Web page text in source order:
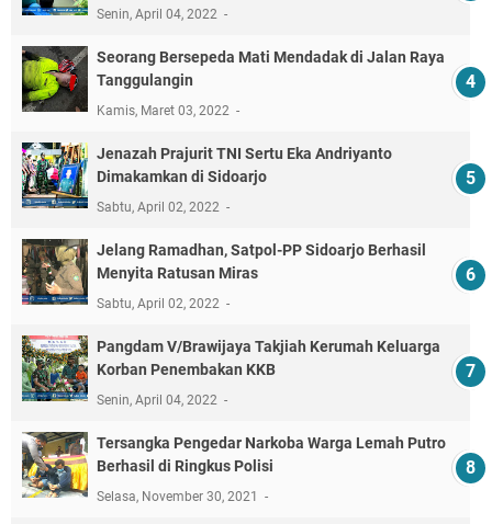
Senin, April 04, 2022
Seorang Bersepeda Mati Mendadak di Jalan Raya
Tanggulangin
Kamis, Maret 03, 2022
Jenazah Prajurit TNI Sertu Eka Andriyanto
Dimakamkan di Sidoarjo
Sabtu, April 02, 2022
Jelang Ramadhan, Satpol-PP Sidoarjo Berhasil
Menyita Ratusan Miras
Sabtu, April 02, 2022
Pangdam V/Brawijaya Takjiah Kerumah Keluarga
Korban Penembakan KKB
Senin, April 04, 2022
Tersangka Pengedar Narkoba Warga Lemah Putro
Berhasil di Ringkus Polisi
Selasa, November 30, 2021